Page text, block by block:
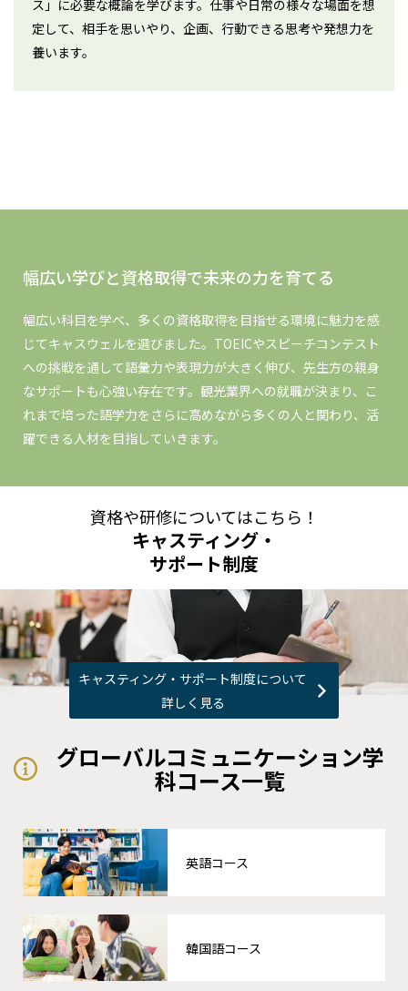
ス」に必要な概論を学びます。仕事や日常の様々な場面を想
定して、相手を思いやり、企画、行動できる思考や発想力を
養います。
幅広い学びと資格取得で未来の力を育てる
幅広い科目を学べ、多くの資格取得を目指せる環境に魅力を感
じてキャスウェルを選びました。TOEICやスピーチコンテスト
への挑戦を通して語彙力や表現力が大きく伸び、先生方の親身
なサポートも心強い存在です。観光業界への就職が決まり、こ
れまで培った語学力をさらに高めながら多くの人と関わり、活
躍できる人材を目指していきます。
資格や研修についてはこちら！
キャスティング・
サポート制度
キャスティング・サポート制度について
詳しく見る
グローバルコミュニケーション学
科コース一覧
英語コース
韓国語コース